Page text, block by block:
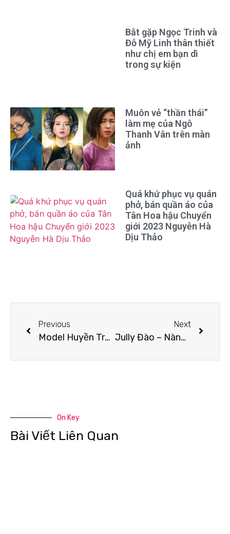
Bắt gặp Ngọc Trinh và
Đỗ Mỹ Linh thân thiết
như chị em bạn dì
trong sự kiện
Muôn vẻ “thần thái”
làm mẹ của Ngô
Thanh Vân trên màn
ảnh
Quá khứ phục vụ quán
phở, bán quần áo của
Tân Hoa hậu Chuyển
giới 2023 Nguyễn Hà
Dịu Thảo
Previous
Model Huyền Trang và những nỗ lực không ngừng nghỉ với đam mê nghệ thuật
Next
Jully Đào – Nàng Dancer sở hữu tài năng và nhan sắc cực phẩm
On Key
Bài Viết Liên Quan